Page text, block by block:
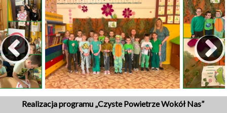
Realizacja programu „Czyste Powietrze Wokół Nas”